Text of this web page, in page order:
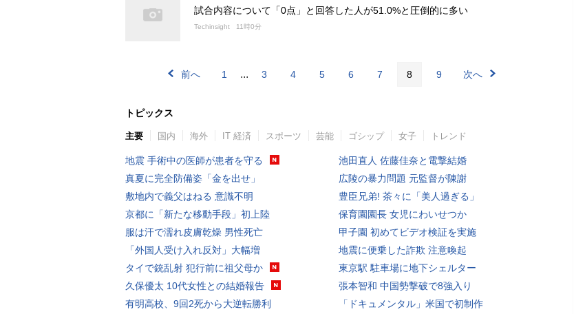
試合内容について「0点」と回答した人が51.0%と圧倒的に多い
Techinsight 11時0分
前へ 1 ... 3 4 5 6 7 8 9 次へ
トピックス
主要 国内 海外 IT 経済 スポーツ 芸能 ゴシップ 女子 トレンド
地震 手術中の医師が患者を守る
真夏に完全防備姿「金を出せ」
敷地内で義父はねる 意識不明
京都に「新たな移動手段」初上陸
服は汗で濡れ皮膚乾燥 男性死亡
「外国人受け入れ反対」大幅増
タイで銃乱射 犯行前に祖父母か
久保優太 10代女性との結婚報告
有明高校、9回2死から大逆転勝利
池田直人 佐藤佳奈と電撃結婚
広陵の暴力問題 元監督が陳謝
豊臣兄弟! 茶々に「美人過ぎる」
保育園園長 女児にわいせつか
甲子園 初めてビデオ検証を実施
地震に便乗した詐欺 注意喚起
東京駅 駐車場に地下シェルター
張本智和 中国勢撃破で8強入り
「ドキュメンタル」米国で初制作